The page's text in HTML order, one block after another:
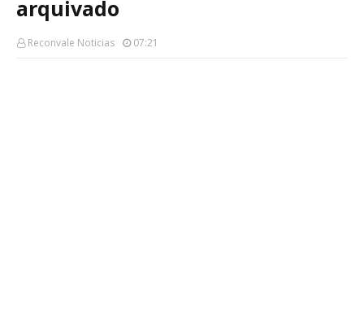
arquivado
Reconvale Noticias 07:21